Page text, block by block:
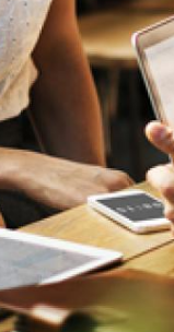
FILODIRITTO REDAZIONE